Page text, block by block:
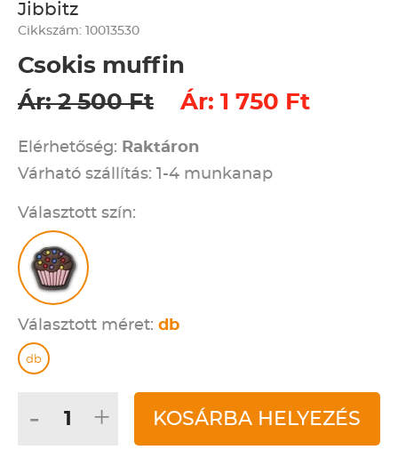
Jibbitz
Cikkszám: 10013530
Csokis muffin
Ár: 2 500 Ft
Ár: 1 750 Ft
Elérhetőség: Raktáron
Várható szállítás: 1-4 munkanap
Választott szín:
Választott méret: db
db
- + KOSÁRBA HELYEZÉS